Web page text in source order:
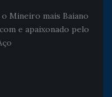
Mineiro mais Baiano
e apaixonado pelo